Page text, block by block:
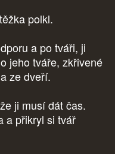
polkl.
a po tváři, ji
jeho tváře, zkřivené
ze dveří.
ji musí dát čas.
a přikryl si tvář